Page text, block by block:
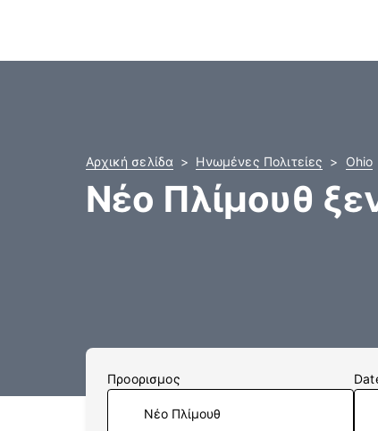
Αρχική σελίδα Ηνωμένες Πολιτείες Ohio
Νέο Πλίμουθ
Προορισμος